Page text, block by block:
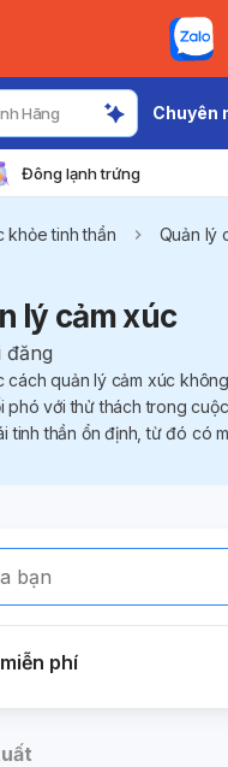
Đây Chuyên
Đông lạnh trứng
khỏe tinh thần Quản lý
lý cảm xúc
đăng
cách quản lý cảm xúc
phó với thử thách trong
tinh thần ổn định, từ đó có
bạn
phí